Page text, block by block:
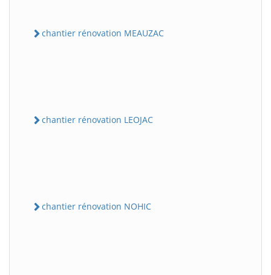
chantier rénovation MEAUZAC
chantier rénovation LEOJAC
chantier rénovation NOHIC